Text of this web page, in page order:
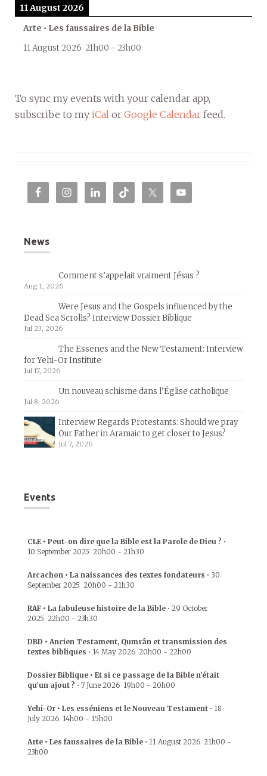
11 August 2026
Arte • Les faussaires de la Bible
11 August 2026 21h00 - 23h00
To sync my events with your calendar app,
subscribe to my iCal or Google Calendar feed.
News
Comment s’appelait vraiment Jésus ?
Aug 1, 2026
Were Jesus and the Gospels influenced by the
Dead Sea Scrolls? Interview Dossier Biblique
Jul 23, 2026
The Essenes and the New Testament: Interview
for Yehi-Or Institute
Jul 17, 2026
Un nouveau schisme dans l’Église catholique
Jul 8, 2026
Interview Regards Protestants: Should we pray
Our Father in Aramaic to get closer to Jesus?
Jul 7, 2026
Events
CLE • Peut-on dire que la Bible est la Parole de Dieu ? •
10 September 2025 20h00 - 21h30
Arcachon • La naissances des textes fondateurs • 30
September 2025 20h00 - 21h30
RAF • La fabuleuse histoire de la Bible • 29 October
2025 22h00 - 23h30
DBD • Ancien Testament, Qumrân et transmission des
textes bibliques • 14 May 2026 20h00 - 22h00
Dossier Biblique • Et si ce passage de la Bible n’était
qu’un ajout ? • 7 June 2026 19h00 - 20h00
Yehi-Or • Les esséniens et le Nouveau Testament • 18
July 2026 14h00 - 15h00
Arte • Les faussaires de la Bible • 11 August 2026 21h00 -
23h00